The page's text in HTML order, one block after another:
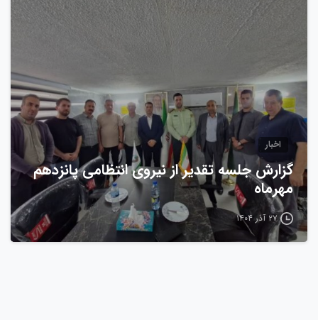
0
اخبار
گزارش جلسه تقدیر از نیروی انتظامی پانزدهم
مهرماه
۲۷ آذر ۱۴۰۴